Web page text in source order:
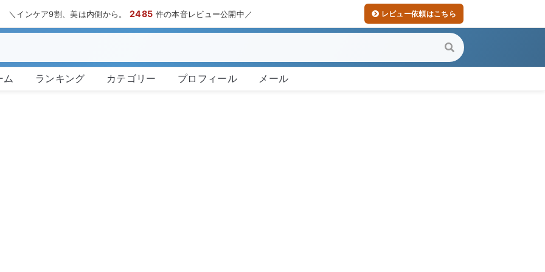
＼インケア9割、美は内側から。2485 件の本音レビュー公開中／ レビュー依頼はこちら
ム ランキング カテゴリー プロフィール メール